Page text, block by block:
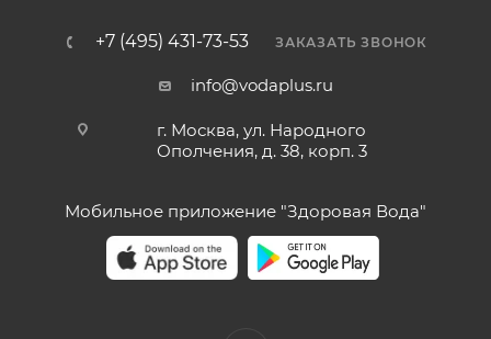
+7 (495) 431-73-53 ЗАКАЗАТЬ ЗВОНОК
info@vodaplus.ru
г. Москва, ул. Народного
Ополчения, д. 38, корп. 3
Мобильное приложение "Здоровая Вода"